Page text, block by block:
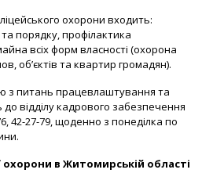
охорони входить:
порядку, профілактика
всіх форм власності (охорона
об’єктів та квартир громадян).
з питань працевлаштування та
відділу кадрового забезпечення
42-27-79, щоденно з понеділка по
охорони в Житомирській області